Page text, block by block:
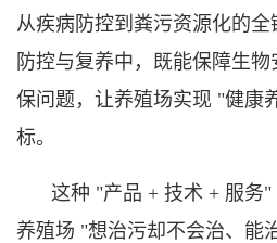
从疾病防控到粪污资源化的
防控与复养中，既能保障生
保问题，让养殖场实现 "健康
标。
这种 "产品 + 技术 + 服务
养殖场 "想治污却不会治、能